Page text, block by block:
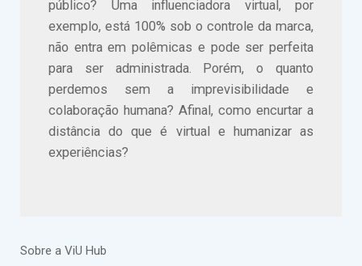
público? Uma influenciadora virtual, por
exemplo, está 100% sob o controle da marca,
não entra em polêmicas e pode ser perfeita
para ser administrada. Porém, o quanto
perdemos sem a imprevisibilidade e
colaboração humana? Afinal, como encurtar a
distância do que é virtual e humanizar as
experiências?
Sobre a ViU Hub